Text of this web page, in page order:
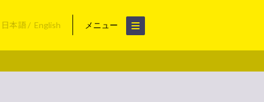
日本語 English メニュー